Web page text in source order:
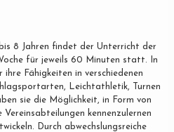
8 Jahren findet der Unterricht der
für jeweils 60 Minuten statt. In
Fähigkeiten in verschiedenen
Leichtathletik, Turnen
sie die Möglichkeit, in Form von
kennenzulernen
Durch abwechslungsreiche